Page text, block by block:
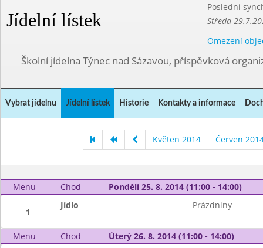
Jídelní lístek
Poslední
Středa
Omezení
Školní jídelna Týnec nad Sázavou, příspěvková
Vybrat jídelnu Jídelní lístek Historie Kontakty a informace
Květen 2014 Červen
Menu Chod Pondělí 25. 8. 2014 (11:00 - 14:00)
1
Jídlo Prázdniny
Menu Chod Úterý 26. 8. 2014 (11:00 - 14:00)